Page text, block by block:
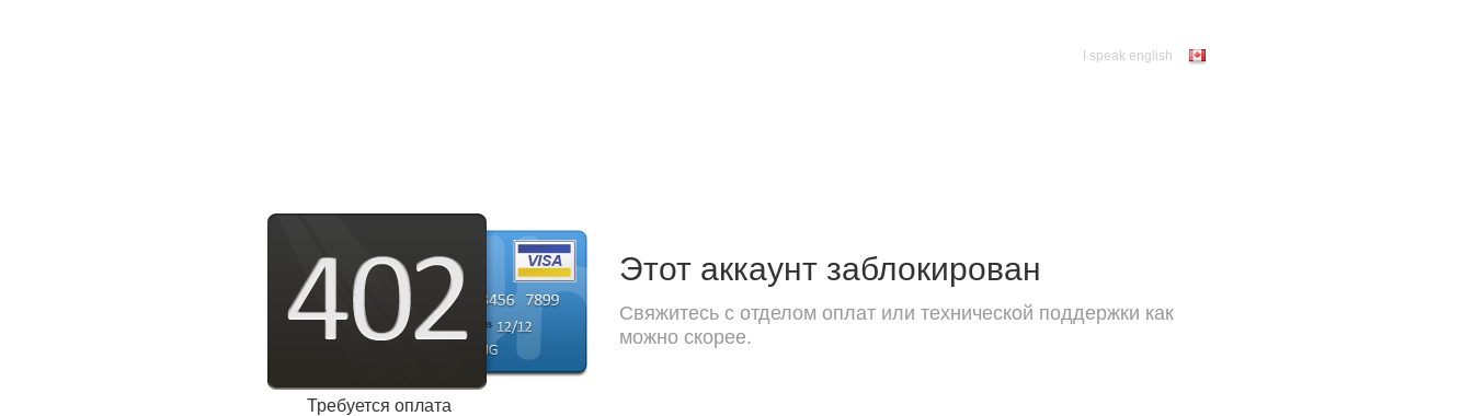
I speak english
Требуется оплата
Этот аккаунт заблокирован
Свяжитесь с отделом оплат или технической поддержки как
можно скорее.